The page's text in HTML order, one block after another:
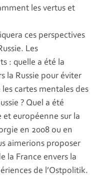
les vertus et
ces perspectives
Les
: quelle a été la
la Russie pour éviter
cartes mentales des
? Quel a été
et européenne sur la
en 2008 ou en
aimerions proposer
la France envers la
de l’Ostpolitik.